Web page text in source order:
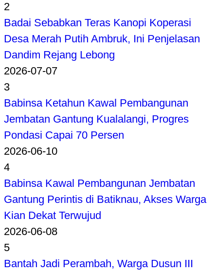
2
Badai Sebabkan Teras Kanopi Koperasi
Desa Merah Putih Ambruk, Ini Penjelasan
Dandim Rejang Lebong
2026-07-07
3
Babinsa Ketahun Kawal Pembangunan
Jembatan Gantung Kualalangi, Progres
Pondasi Capai 70 Persen
2026-06-10
4
Babinsa Kawal Pembangunan Jembatan
Gantung Perintis di Batiknau, Akses Warga
Kian Dekat Terwujud
2026-06-08
5
Bantah Jadi Perambah, Warga Dusun III